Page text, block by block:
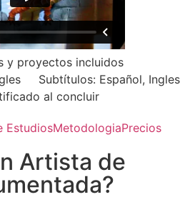
y proyectos incluidos
Subtítulos: Español, Ingles
al concluir
EstudiosMetodologiaPrecios
Artista de